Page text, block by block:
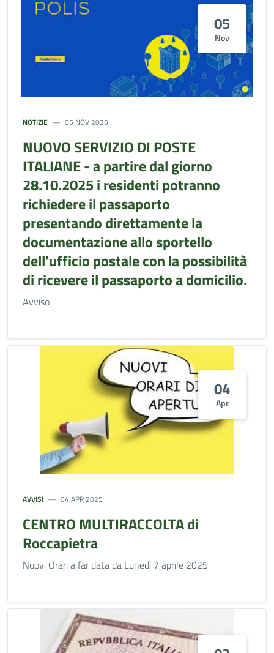
05
Nov
NOTIZIE 05 NOV 2025
NUOVO SERVIZIO DI POSTE
ITALIANE - a partire dal giorno
28.10.2025 i residenti potranno
richiedere il passaporto
presentando direttamente la
documentazione allo sportello
dell'ufficio postale con la possibilità
di ricevere il passaporto a domicilio.
Avviso
04
Apr
AVVISI 04 APR 2025
CENTRO MULTIRACCOLTA di
Roccapietra
Nuovi Orari a far data da Lunedì 7 aprile 2025